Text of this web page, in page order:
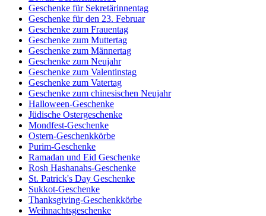
Geschenke für Sekretärinnentag
Geschenke für den 23. Februar
Geschenke zum Frauentag
Geschenke zum Muttertag
Geschenke zum Männertag
Geschenke zum Neujahr
Geschenke zum Valentinstag
Geschenke zum Vatertag
Geschenke zum chinesischen Neujahr
Halloween-Geschenke
Jüdische Ostergeschenke
Mondfest-Geschenke
Ostern-Geschenkkörbe
Purim-Geschenke
Ramadan und Eid Geschenke
Rosh Hashanahs-Geschenke
St. Patrick's Day Geschenke
Sukkot-Geschenke
Thanksgiving-Geschenkkörbe
Weihnachtsgeschenke